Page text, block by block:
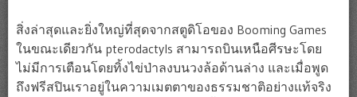
สิ่งล่าสุดและยิ่งใหญ่ที่สุดจากสตูดิโอของ Booming Games
ในขณะเดียวกัน pterodactyls สามารถบินเหนือศีรษะโดย
ไม่มีการเตือนโดยทิ้งไข่ป่าลงบนวงล้อด้านล่าง และเมื่อพูด
ถึงฟรีสปินเราอยู่ในความเมตตาของธรรมชาติอย่างแท้จริง